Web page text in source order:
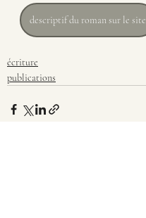
descriptif du roman sur le site
écriture
publications